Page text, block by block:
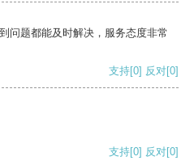
问题都能及时解决，服务态度非常
支持[0] 反对[0]
支持[0] 反对[0]